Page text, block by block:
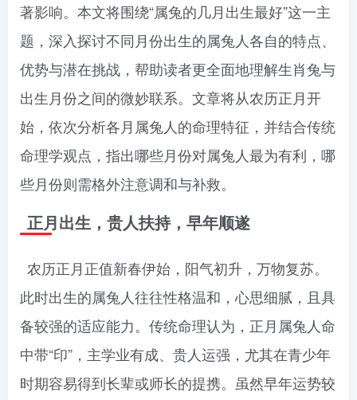
著影响。本文将围绕“属兔的几月出生最好”这一主
题，深入探讨不同月份出生的属兔人各自的特点、
优势与潜在挑战，帮助读者更全面地理解生肖兔与
出生月份之间的微妙联系。文章将从农历正月开
始，依次分析各月属兔人的命理特征，并结合传统
命理学观点，指出哪些月份对属兔人最为有利，哪
些月份则需格外注意调和与补救。
正月出生，贵人扶持，早年顺遂
农历正月正值新春伊始，阳气初升，万物复苏。
此时出生的属兔人往往性格温和，心思细腻，且具
备较强的适应能力。传统命理认为，正月属兔人命
中带“印”，主学业有成、贵人运强，尤其在青少年
时期容易得到长辈或师长的提携。虽然早年运势较